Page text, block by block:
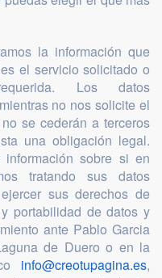
la información que
el servicio solicitado o
Los datos
no nos solicite el
se cederán a terceros
una obligación legal.
sobre si en
tratando sus datos
sus derechos de
portabilidad de datos y
ante Pablo Garcia
de Duero o en la
info@creotupagina.es,